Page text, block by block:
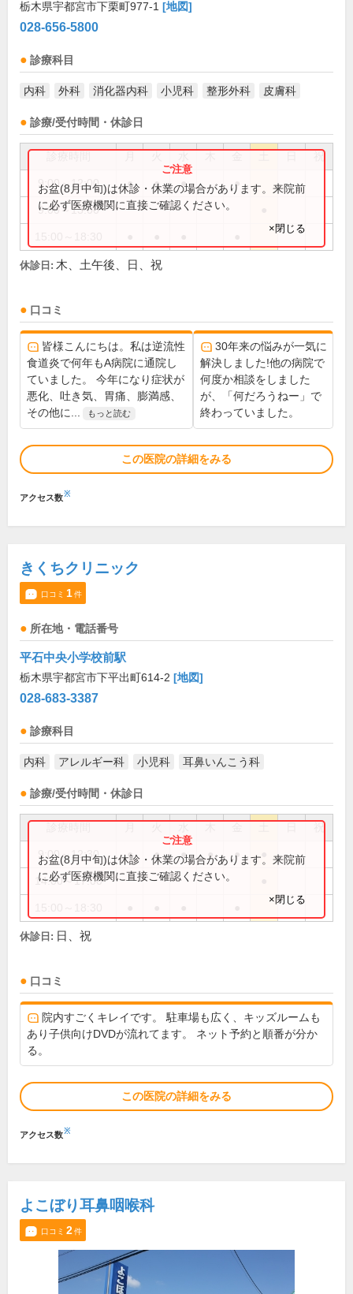
栃木県宇都宮市下栗町977-1 [地図]
028-656-5800
診療科目
内科 外科 消化器内科 小児科 整形外科 皮膚科
診療/受付時間・休診日
祝
9:00～12:00 ● ● ● ●
9:00～13:00
お盆(8月中旬)は休診・休業の場合があります。来院前
に必ず医療機関に直接ご確認ください。
×閉じる
休診日: 木、土午後、日、祝
口コミ
皆様こんにちは。私は逆流性
食道炎で何年もA病院に通院し
ていました。 今年になり症状が
悪化、吐き気、胃痛、膨満感、
その他に...
もっと読む
30年来の悩みが一気に
解決しました!他の病院で
何度か相談をしました
が、「何だろうねー」で
終わっていました。
この医院の詳細をみる
アクセス数※
きくちクリニック
口コミ 1件
所在地・電話番号
平石中央小学校前駅
栃木県宇都宮市下平出町614-2 [地図]
028-683-3387
診療科目
内科 アレルギー科 小児科 耳鼻いんこう科
診療/受付時間・休診日
祝
9:00～12:30 ● ● ● ● ●
14:00～17:00
お盆(8月中旬)は休診・休業の場合があります。来院前
に必ず医療機関に直接ご確認ください。
×閉じる
休診日: 日、祝
口コミ
院内すごくキレイです。 駐車場も広く、キッズルームも
あり子供向けDVDが流れてます。 ネット予約と順番が分か
る。
この医院の詳細をみる
アクセス数※
よこぼり耳鼻咽喉科
口コミ 2件